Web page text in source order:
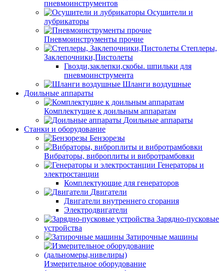
пневмоинструментов
Осушители и
лубрикаторы
Пневмоинструменты прочие
Степлеры,
Заклепочники,Пистолеты
Гвозди,заклепки,скобы. шпильки для
пневмоинструмента
Шланги воздушные
Доильные аппараты
Комплектущие к доильным аппаратам
Доильные аппараты
Станки и оборудование
Бензорезы
Вибраторы, виброплиты и вибротрамбовки
Генераторы и
электростанции
Комплектующие для генераторов
Двигатели
Двигатели внутреннего сгорания
Электродвигатели
Зарядно-пусковые
устройства
Затирочные машины
Измерительное оборудование